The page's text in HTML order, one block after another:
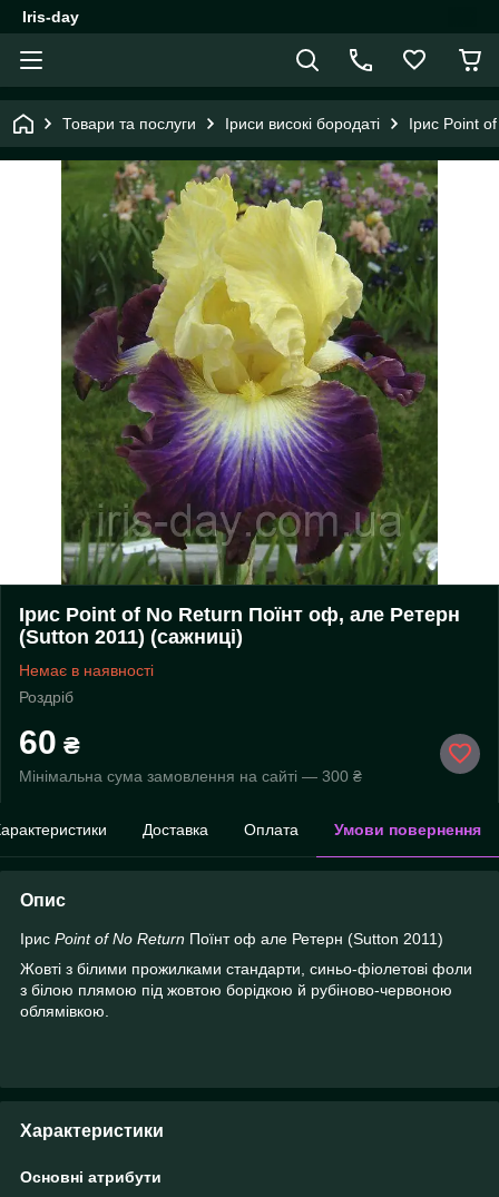
Iris-day
Товари та послуги Іриси високі бородаті Ірис Point
Ірис Point of No Return Поїнт оф, але Ретерн
(Sutton 2011) (сажниці)
Немає в наявності
Роздріб
60 ₴
Мінімальна сума замовлення на сайті — 300 ₴
Доставка Оплата Умови повернення
Опис
Ірис Point of No Return Поїнт оф але Ретерн (Sutton 2011)
Жовті з білими прожилками стандарти, синьо-фіолетові фоли
з білою плямою під жовтою борідкою й рубіново-червоною
облямівкою.
Характеристики
Основні атрибути